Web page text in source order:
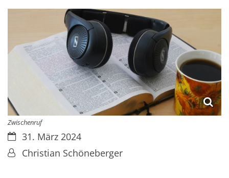
Zwischenruf
Datum:
31. März 2024
Von:Christian Schöneberger